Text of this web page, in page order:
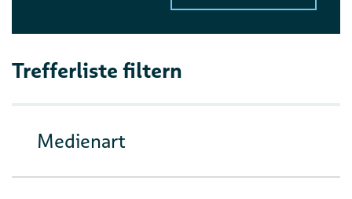
Trefferliste filtern
Medienart